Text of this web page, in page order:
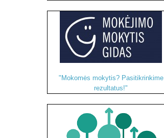
"Mokomės mokytis? Pasitikrinkime
rezultatus!"